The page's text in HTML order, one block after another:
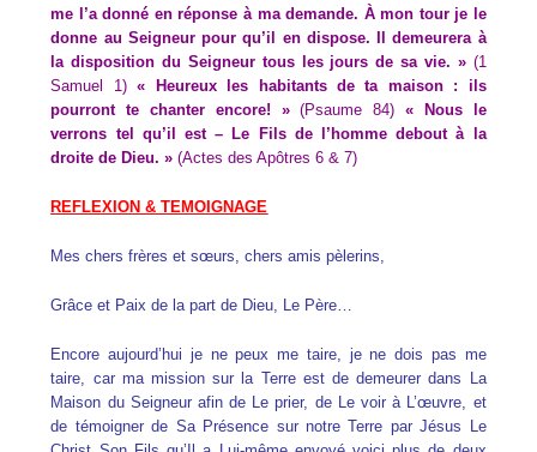
me l’a donné en réponse à ma demande. À mon tour je le
donne au Seigneur pour qu’il en dispose. Il demeurera à
la disposition du Seigneur tous les jours de sa vie. »(1
Samuel 1)« Heureux les habitants de ta maison : ils
pourront te chanter encore! »(Psaume 84)« Nous le
verrons tel qu’il est – Le Fils de l’homme debout à la
droite de Dieu. » (Actes des Apôtres 6 & 7)
REFLEXION & TEMOIGNAGE
Mes chers frères et sœurs, chers amis pèlerins,
Grâce et Paix de la part de Dieu, Le Père…
Encore aujourd’hui je ne peux me taire, je ne dois pas me
taire, car ma mission sur la Terre est de demeurer dans La
Maison du Seigneur afin de Le prier, de Le voir à L’œuvre, et
de témoigner de Sa Présence sur notre Terre par Jésus Le